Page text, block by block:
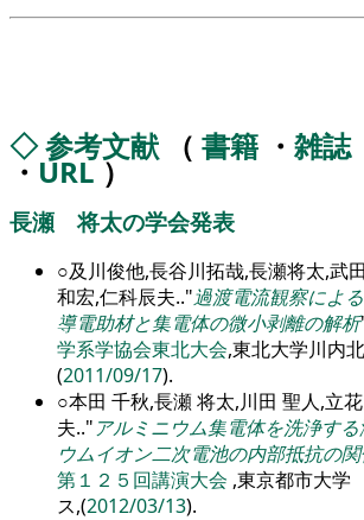
◇参考文献 （ 書籍 ・ 雑誌
・ URL）
長瀬 将太の学会発表
○及川俊他,長谷川拓哉,長瀬将太,武
和宏,仁科辰夫.. 過渡電流観察によ
導電助材と集電体の微小剥離の解析
学系学協会東北大会,東北大学川内
(2011/09/17).
○本田 千秋,長瀬 将太,川田 聖人,立
夫.. アルミニウム集電体を洗浄す
ウムイオン二次電池の内部抵抗の
第１２５回講演大会 ,東京都市大
ス,(2012/03/13).